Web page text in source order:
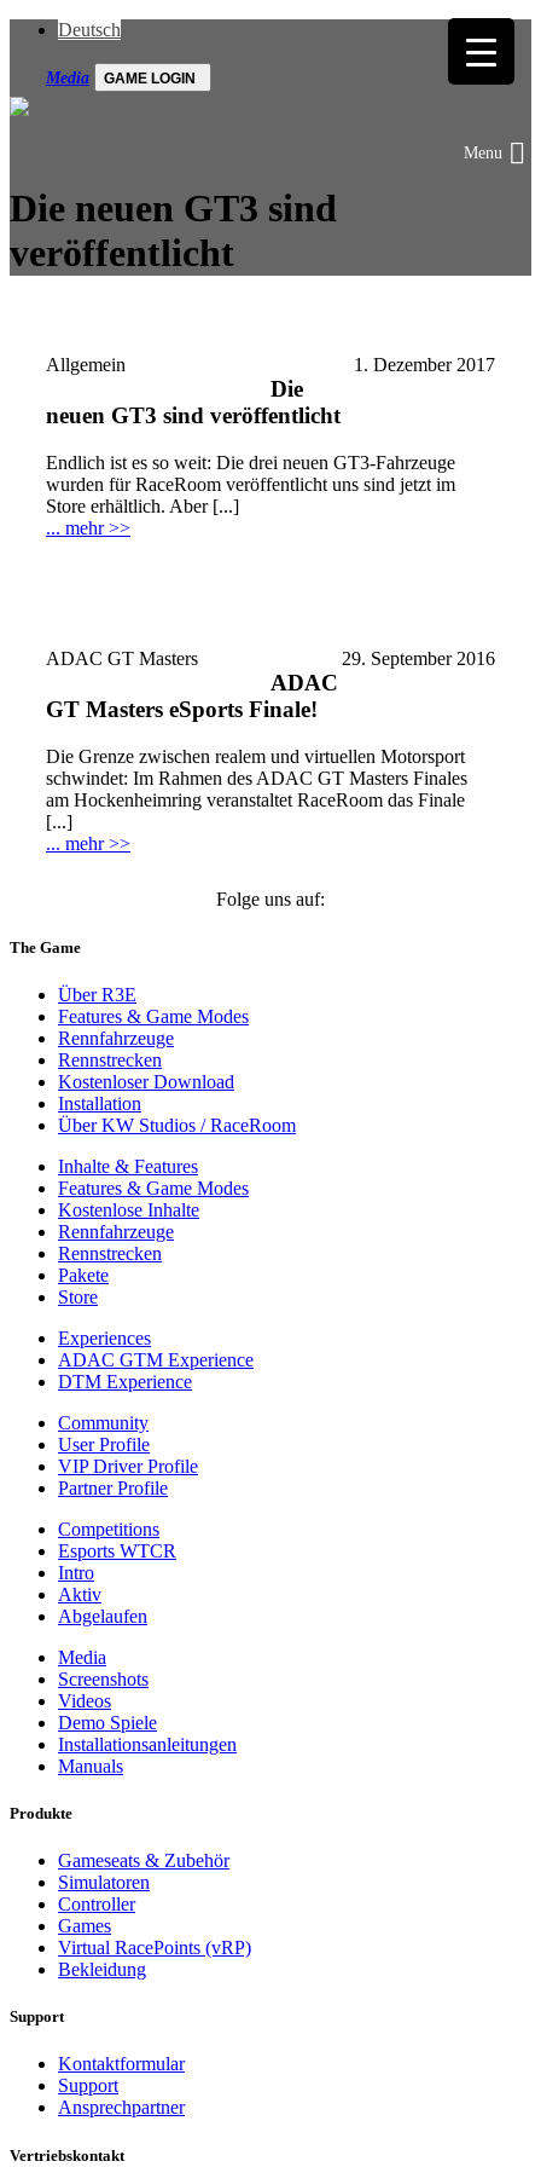
Deutsch
Media GAME LOGIN
Die neuen GT3 sind
veröffentlicht
Allgemein 1. Dezember 2017
Die
neuen GT3 sind veröffentlicht
Endlich ist es so weit: Die drei neuen GT3-Fahrzeuge
wurden für RaceRoom veröffentlicht uns sind jetzt im
Store erhältlich. Aber [...]
... mehr >>
ADAC GT Masters 29. September 2016
ADAC
GT Masters eSports Finale!
Die Grenze zwischen realem und virtuellen Motorsport
schwindet: Im Rahmen des ADAC GT Masters Finales
am Hockenheimring veranstaltet RaceRoom das Finale
[...]
... mehr >>
Folge uns auf:
The Game
Über R3E
Features & Game Modes
Rennfahrzeuge
Rennstrecken
Kostenloser Download
Installation
Über KW Studios / RaceRoom
Inhalte & Features
Features & Game Modes
Kostenlose Inhalte
Rennfahrzeuge
Rennstrecken
Pakete
Store
Experiences
ADAC GTM Experience
DTM Experience
Community
User Profile
VIP Driver Profile
Partner Profile
Competitions
Esports WTCR
Intro
Aktiv
Abgelaufen
Media
Screenshots
Videos
Demo Spiele
Installationsanleitungen
Manuals
Produkte
Gameseats & Zubehör
Simulatoren
Controller
Games
Virtual RacePoints (vRP)
Bekleidung
Support
Kontaktformular
Support
Ansprechpartner
Vertriebskontakt